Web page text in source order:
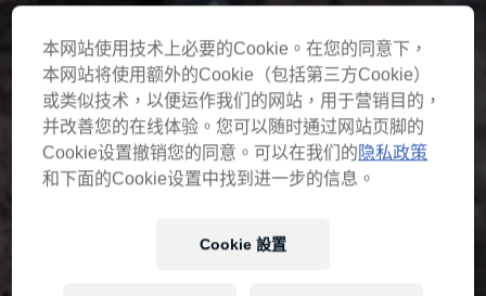
本网站使用技术上必要的Cookie。在您的同意下，
本网站将使用额外的Cookie（包括第三方Cookie）
或类似技术，以便运作我们的网站，用于营销目的，
并改善您的在线体验。您可以随时通过网站页脚的
Cookie设置撤销您的同意。可以在我们的隐私政策
和下面的Cookie设置中找到进一步的信息。
Cookie 設置